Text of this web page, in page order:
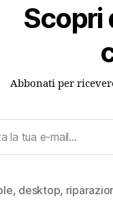
Scopri
Abbonati per
, desktop,